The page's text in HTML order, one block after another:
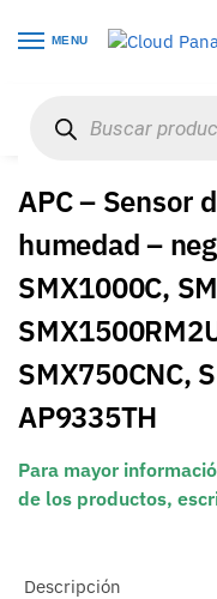
MENU
APC – Sensor
humedad –
SMX1000C,
SMX750CNC,
AP9335TH
Para mayor
de los productos,
Descripción